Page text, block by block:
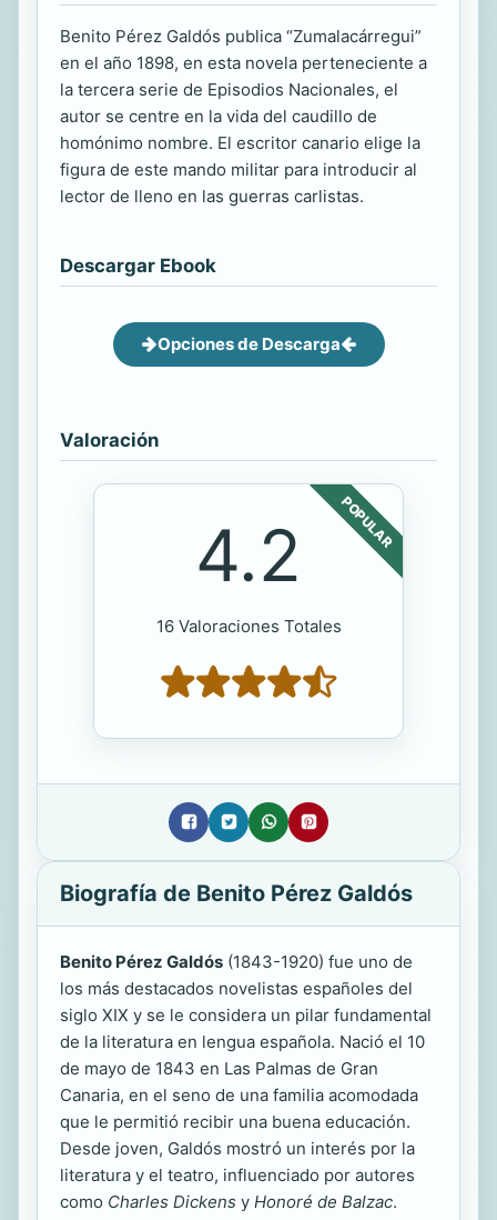
Benito Pérez Galdós publica “Zumalacárregui”
en el año 1898, en esta novela perteneciente a
la tercera serie de Episodios Nacionales, el
autor se centre en la vida del caudillo de
homónimo nombre. El escritor canario elige la
figura de este mando militar para introducir al
lector de lleno en las guerras carlistas.
Descargar Ebook
Opciones de Descarga
Valoración
POPULAR
4.2
16 Valoraciones Totales
Biografía de Benito Pérez Galdós
Benito Pérez Galdós (1843-1920) fue uno de
los más destacados novelistas españoles del
siglo XIX y se le considera un pilar fundamental
de la literatura en lengua española. Nació el 10
de mayo de 1843 en Las Palmas de Gran
Canaria, en el seno de una familia acomodada
que le permitió recibir una buena educación.
Desde joven, Galdós mostró un interés por la
literatura y el teatro, influenciado por autores
como Charles Dickens y Honoré de Balzac.